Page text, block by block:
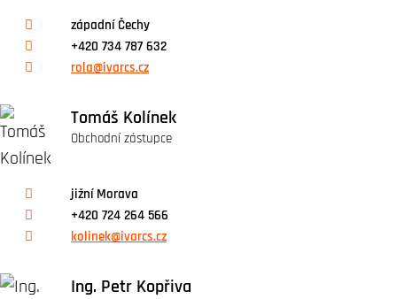
západní Čechy
+420 734 787 632
rola@ivarcs.cz
Tomáš Kolínek
Obchodní zástupce
jižní Morava
+420 724 264 566
kolinek@ivarcs.cz
Ing. Petr Kopřiva